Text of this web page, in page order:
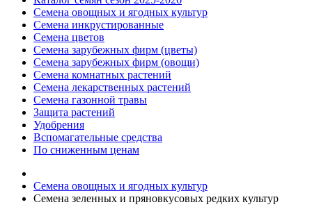
Семена овощных и ягодных культур
Семена инкрустированные
Семена цветов
Семена зарубежных фирм (цветы)
Семена зарубежных фирм (овощи)
Семена комнатных растений
Семена лекарственных растений
Семена газонной травы
Защита растений
Удобрения
Вспомагательные средства
По сниженным ценам
Семена овощных и ягодных культур
Семена зеленных и пряновкусовых редких культур